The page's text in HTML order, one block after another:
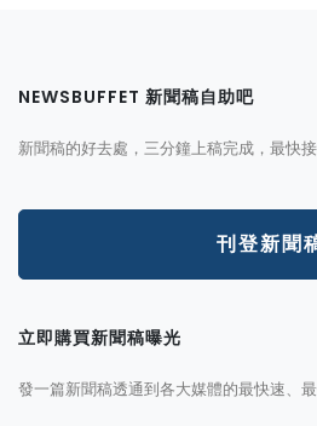
NEWSBUFFET 新聞稿自助吧
新聞稿的好去處，三分鐘上稿完成，最快
刊登新聞
立即購買新聞稿曝光
發一篇新聞稿透通到各大媒體的最快速、